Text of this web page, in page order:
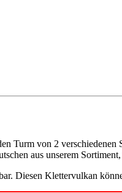
von 2 verschiedenen
aus unserem
Diesen Klettervulkan